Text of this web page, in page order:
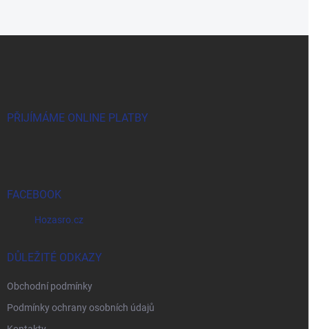
PŘIJÍMÁME ONLINE PLATBY
FACEBOOK
Hozasro.cz
DŮLEŽITÉ ODKAZY
Obchodní podmínky
Podmínky ochrany osobních údajů